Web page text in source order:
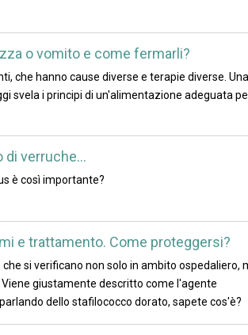
o vomito e come fermarli?
che hanno cause diverse e terapie diverse. Una
svela i principi di un'alimentazione adeguata
di verruche...
è così importante?
e trattamento. Come proteggersi?
si verificano non solo in ambito ospedaliero,
giustamente descritto come l'agente
dello stafilococco dorato, sapete cos'è?